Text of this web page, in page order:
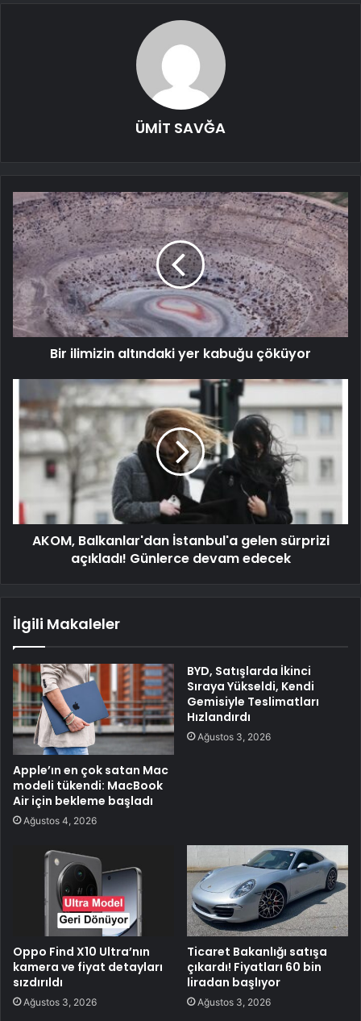
ÜMİT SAVĞA
Bir ilimizin altındaki yer kabuğu çöküyor
AKOM, Balkanlar'dan İstanbul'a gelen sürprizi
açıkladı! Günlerce devam edecek
İlgili Makaleler
Apple’ın en çok satan Mac
modeli tükendi: MacBook
Air için bekleme başladı
Ağustos 4, 2026
BYD, Satışlarda İkinci
Sıraya Yükseldi, Kendi
Gemisiyle Teslimatları
Hızlandırdı
Ağustos 3, 2026
Oppo Find X10 Ultra’nın
kamera ve fiyat detayları
sızdırıldı
Ağustos 3, 2026
Ticaret Bakanlığı satışa
çıkardı! Fiyatları 60 bin
liradan başlıyor
Ağustos 3, 2026